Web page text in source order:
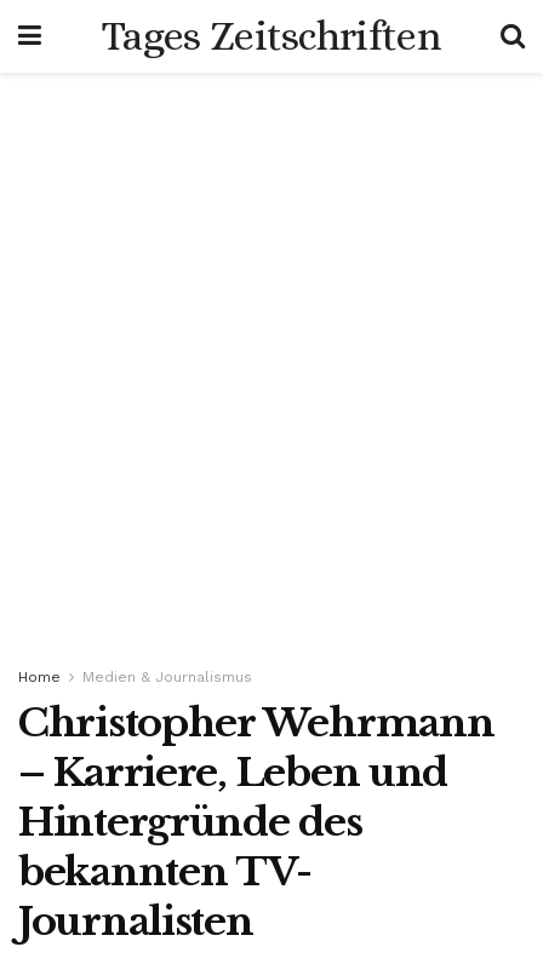
Tages Zeitschriften
Home Medien & Journalismus
Christopher Wehrmann
– Karriere, Leben und
Hintergründe des
bekannten TV-
Journalisten